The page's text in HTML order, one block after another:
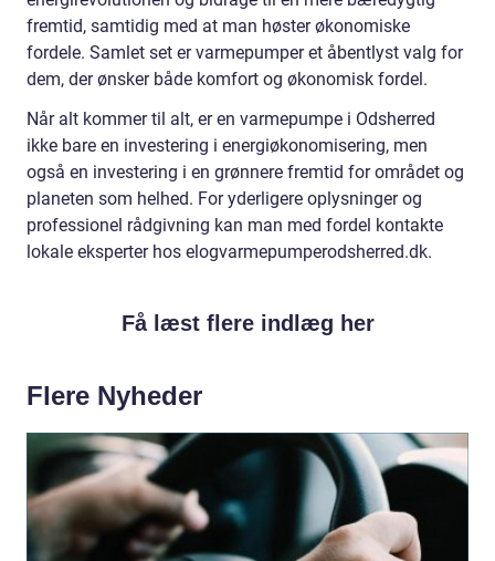
fremtid, samtidig med at man høster økonomiske
fordele. Samlet set er varmepumper et åbentlyst valg for
dem, der ønsker både komfort og økonomisk fordel.
Når alt kommer til alt, er en varmepumpe i Odsherred
ikke bare en investering i energiøkonomisering, men
også en investering i en grønnere fremtid for området og
planeten som helhed. For yderligere oplysninger og
professionel rådgivning kan man med fordel kontakte
lokale eksperter hos elogvarmepumperodsherred.dk.
Få læst flere indlæg her
Flere Nyheder